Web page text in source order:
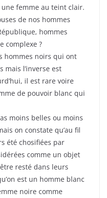
femme au teint clair.
de nos hommes
hommes
complexe ?
hommes noirs qui ont
mais l’inverse est
il est rare voire
de pouvoir blanc qui
moins belles ou moins
on constate qu’au fil
été chosifiées par
comme un objet
resté dans leurs
est un homme blanc
noire comme